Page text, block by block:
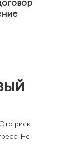
риск
Не